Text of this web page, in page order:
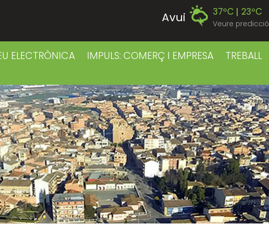
Avui 37ºC 23ºC
Veure predicció
Divendres 39ºC 23ºC
Diumenge 38ºC 23ºC
Dilluns 39ºC 23ºC
Dimarts 39ºC 22ºC
Dimecres 41ºC 22ºC
ELECTRÒNICA IMPULS: COMERÇ I EMPRESA TREBALL